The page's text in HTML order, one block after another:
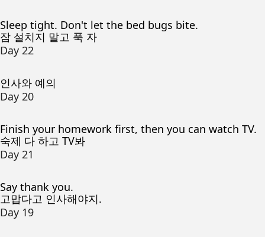
Sleep tight. Don't let the bed bugs bite.
잠 설치지 말고 푹 자
Day 22
인사와 예의
Day 20
Finish your homework first, then you can watch TV.
숙제 다 하고 TV봐
Day 21
Say thank you.
고맙다고 인사해야지.
Day 19